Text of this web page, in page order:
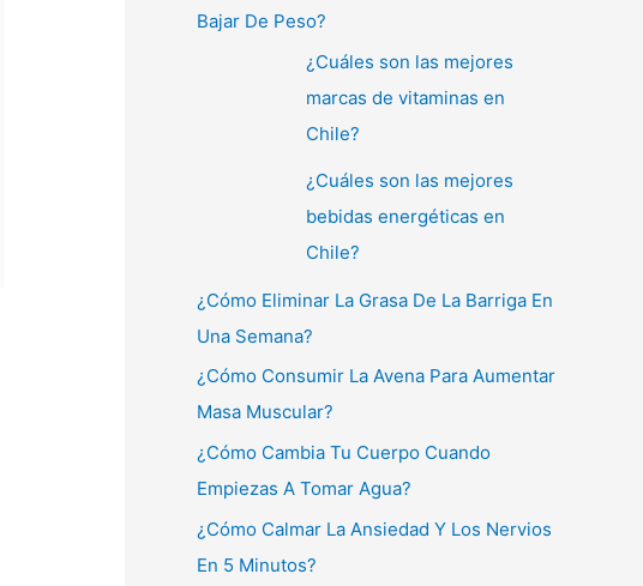
Bajar De Peso?
¿Cuáles son las mejores
marcas de vitaminas en
Chile?
¿Cuáles son las mejores
bebidas energéticas en
Chile?
¿Cómo Eliminar La Grasa De La Barriga En
Una Semana?
¿Cómo Consumir La Avena Para Aumentar
Masa Muscular?
¿Cómo Cambia Tu Cuerpo Cuando
Empiezas A Tomar Agua?
¿Cómo Calmar La Ansiedad Y Los Nervios
En 5 Minutos?